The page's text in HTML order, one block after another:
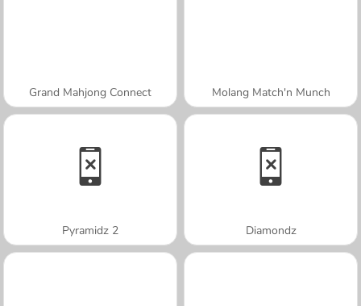
Grand Mahjong Connect Molang Match'n Munch
Pyramidz 2 Diamondz